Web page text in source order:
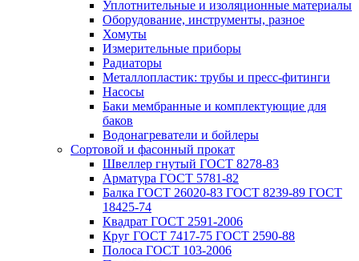
Уплотнительные и изоляционные материалы
Оборудование, инструменты, разное
Хомуты
Измерительные приборы
Радиаторы
Металлопластик: трубы и пресс-фитинги
Насосы
Баки мембранные и комплектующие для
баков
Водонагреватели и бойлеры
Сортовой и фасонный прокат
Швеллер гнутый ГОСТ 8278-83
Арматура ГОСТ 5781-82
Балка ГОСТ 26020-83 ГОСТ 8239-89 ГОСТ
18425-74
Квадрат ГОСТ 2591-2006
Круг ГОСТ 7417-75 ГОСТ 2590-88
Полоса ГОСТ 103-2006